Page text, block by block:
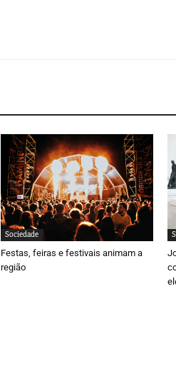
Sociedade
Festas, feiras e festivais animam a
região